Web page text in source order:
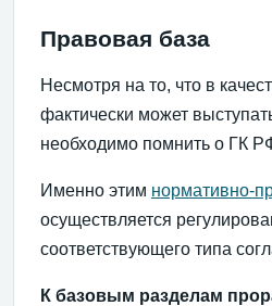
Правовая база
Несмотря на то, что в
фактически может
необходимо помнить о ГК
Именно этим нормативно-
осуществляется
соответствующего типа
К базовым разделам